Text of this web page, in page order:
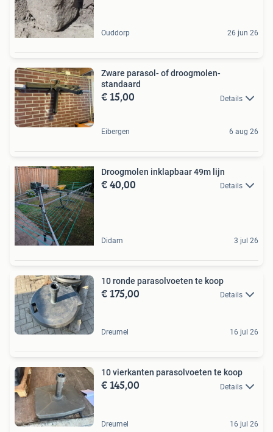
Ouddorp 26 jun 26
Zware parasol- of droogmolen-
standaard
€ 15,00 Details
Eibergen 6 aug 26
Droogmolen inklapbaar 49m lijn
€ 40,00 Details
Didam 3 jul 26
10 ronde parasolvoeten te koop
€ 175,00 Details
Dreumel 16 jul 26
10 vierkanten parasolvoeten te koop
€ 145,00 Details
Dreumel 16 jul 26